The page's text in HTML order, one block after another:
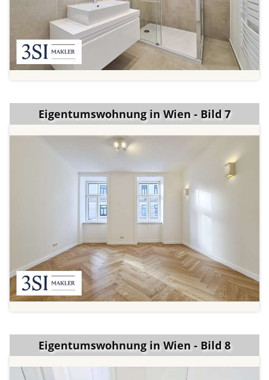
Eigentumswohnung in Wien - Bild 7
Eigentumswohnung in Wien - Bild 8